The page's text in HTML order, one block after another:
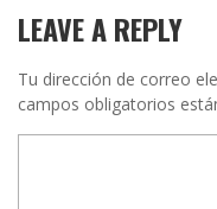
LEAVE A REPLY
Tu dirección de correo
campos obligatorios